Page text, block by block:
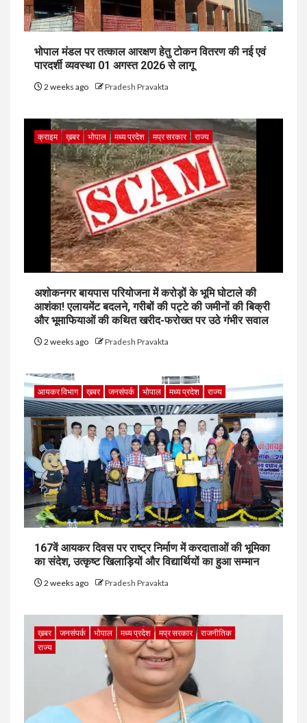
भोपाल मंडल पर तत्काल आरक्षण हेतु टोकन वितरण की नई एवं
पारदर्शी व्यवस्था 01 अगस्त 2026 से लागू
2 weeks ago Pradesh Pravakta
क्राइम ख़बर भोपाल मध्य प्रदेश मप्र सरकार राज्य
अशोकनगर बायपास परियोजना में करोड़ों के भूमि घोटाले की
आशंका! एलायमेंट बदलने, गरीबों की पट्टे की जमीनों की बिक्री
और भूमाफियाओं की कथित खरीद-फरोख्त पर उठे गंभीर सवाल
2 weeks ago Pradesh Pravakta
आयकर विभाग ख़बर जनसंपर्क भोपाल मध्य प्रदेश राज्य
167वें आयकर दिवस पर राष्ट्र निर्माण में करदाताओं की भूमिका
का संदेश, उत्कृष्ट खिलाड़ियों और विद्यार्थियों का हुआ सम्मान
2 weeks ago Pradesh Pravakta
ख़बर जनसंपर्क भोपाल मध्य प्रदेश मप्र सरकार
राजनीतिक
राज्य